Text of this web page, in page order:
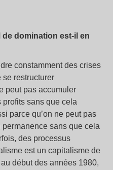
domination est-il en
constamment des crises
restructurer
peut pas accumuler
sans que cela
parce qu’on ne peut pas
sans que cela
des processus
est un capitalisme de
début des années 1980,